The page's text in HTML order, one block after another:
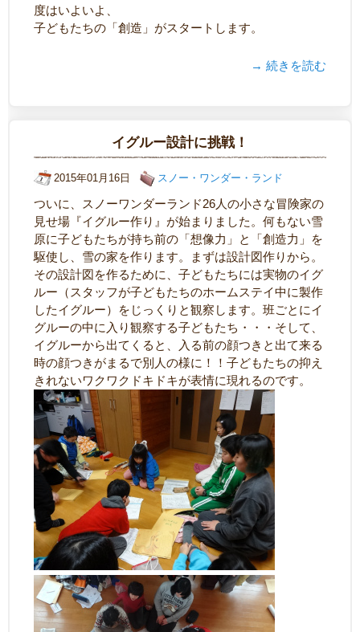
度はいよいよ、
子どもたちの「創造」がスタートします。
→ 続きを読む
イグルー設計に挑戦！
2015年01月16日 スノー・ワンダー・ランド
ついに、スノーワンダーランド26人の小さな冒険家の
見せ場『イグルー作り』が始まりました。何もない雪
原に子どもたちが持ち前の「想像力」と「創造力」を
駆使し、雪の家を作ります。まずは設計図作りから。
その設計図を作るために、子どもたちには実物のイグ
ルー（スタッフが子どもたちのホームステイ中に製作
したイグルー）をじっくりと観察します。班ごとにイ
グルーの中に入り観察する子どもたち・・・そして、
イグルーから出てくると、入る前の顔つきと出て来る
時の顔つきがまるで別人の様に！！子どもたちの抑え
きれないワクワクドキドキが表情に現れるのです。